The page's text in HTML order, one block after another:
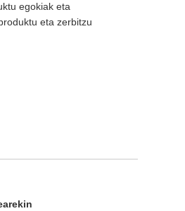
egokiak eta
eta zerbitzu